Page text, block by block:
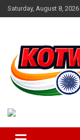
Skip
to
Saturday, August 8, 2026
kotwar.in